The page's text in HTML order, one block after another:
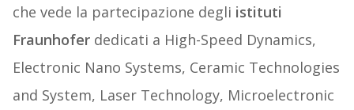
che vede la partecipazione degli istituti
Fraunhoferdedicati a High-Speed Dynamics,
Electronic Nano Systems, Ceramic Technologies
and System, Laser Technology, Microelectronic